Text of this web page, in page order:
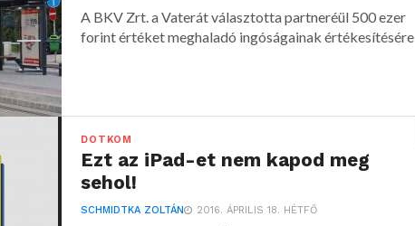
A BKV Zrt. a Vaterát választotta partneréül 500 ezer
forint értéket meghaladó ingóságainak értékesítésére
DOTKOM
Ezt az iPad-et nem kapod meg
sehol!
SCHMIDTKA ZOLTÁN 2016. ÁPRILIS 18. HÉTFŐ